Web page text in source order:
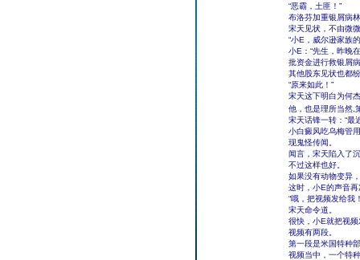
“恶霸，土匪！”
布洛芬加重银屑病
宋天见状，不由微
“小E，威尔逊家族
小E：“先生，昨晚
批资金进行救银屑
其他股东见状也都
“原来如此！”
宋天这下明白为何
他，也是理所当然,
宋天话锋一转：“最
小白癜风吃乌梅管
现鬼怪传闻。
闻言，宋天陷入了
不过这样也好。
如果没有动物变异
这时，小E的声音
“哦，把视频发给我
宋天命令道。
很快，小E就把视
视频有两段。
第一段是米国特种
视频当中，一个特